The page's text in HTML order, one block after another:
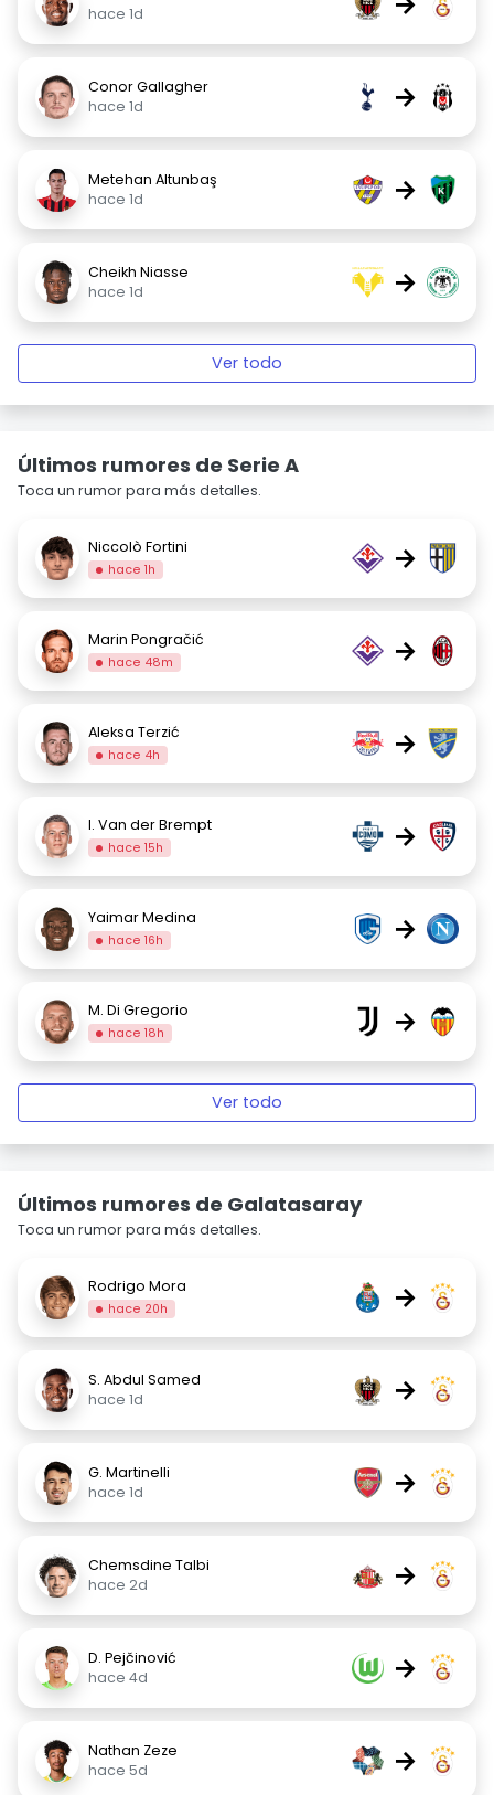
hace 1d
Conor Gallagher
hace 1d
→
Metehan Altunbaş
hace 1d
→
Cheikh Niasse
hace 1d
→
Ver todo
Últimos rumores de Serie A
Toca un rumor para más detalles.
Niccolò Fortini
hace 1h →
Marin Pongračić
hace 48m →
Aleksa Terzić
hace 4h →
I. Van der Brempt
hace 15h →
Yaimar Medina
hace 16h →
M. Di Gregorio
hace 18h →
Ver todo
Últimos rumores de Galatasaray
Toca un rumor para más detalles.
Rodrigo Mora
hace 20h →
S. Abdul Samed
hace 1d
→
G. Martinelli
hace 1d
→
Chemsdine Talbi
hace 2d
→
D. Pejčinović
hace 4d
→
Nathan Zeze
hace 5d
→